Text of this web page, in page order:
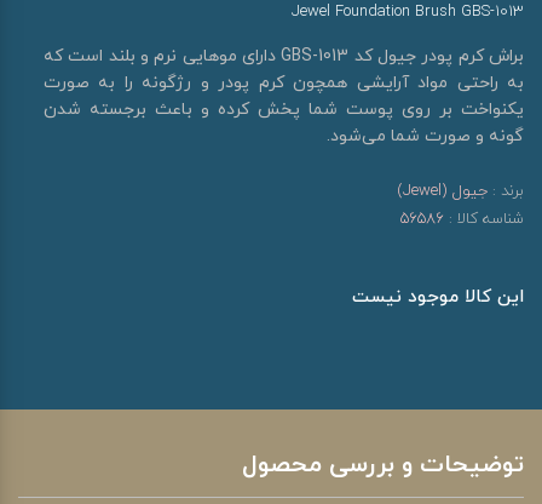
Jewel Foundation Brush GBS-1013
براش کرم پودر جیول کد GBS-1013 دارای موهایی نرم و بلند است که
به راحتی مواد آرایشی همچون کرم پودر و رژگونه را به صورت
یکنواخت بر روی پوست شما پخش کرده و باعث برجسته شدن
گونه و صورت شما می‌شود.
برند : جیول (Jewel)
شناسه کالا : 56586
این کالا موجود نیست
توضیحات و بررسی محصول